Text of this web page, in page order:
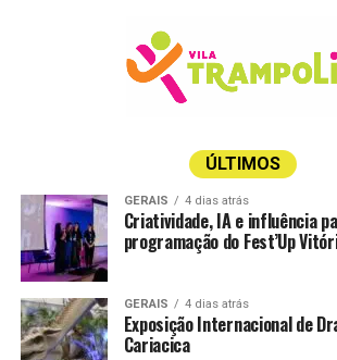
performarem com o melhor da bossa
Encerrando a agenda, no domingo, o
comanda a trilha sonora da tarde com
Vale lembrar que o polo gastronômico
acesso gratuito, sem a necessidade de
ingresso. Mas caso você queira
curtir um pouco mais do universo da
decoração, os ingressos
A temporada de 30 anos da CASACOR
cartaz até o dia 8 de setembro.
ÚLTIMOS
GERAIS 4 dias atrás
Criatividade, IA e influência
programação do Fest’Up
GERAIS 4 dias atrás
Exposição Internacional de
Cariacica